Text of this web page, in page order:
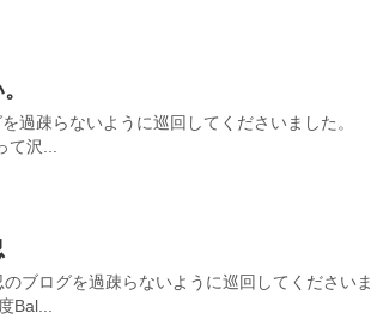
過疎らないように巡回してくださいました。
沢...
ブログを過疎らないように巡回してくださいま
Bal...